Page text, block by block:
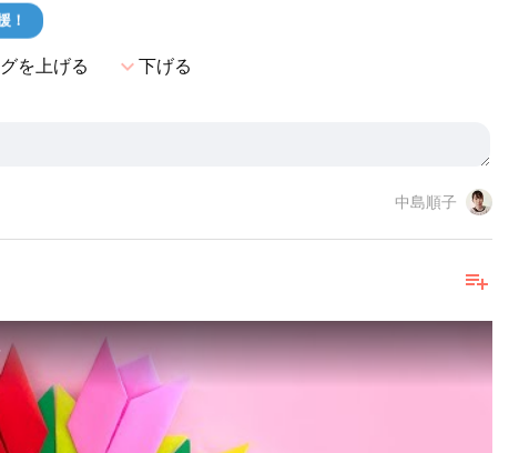
を上げる
！
expand_more下げる
中島順子
playlist_add